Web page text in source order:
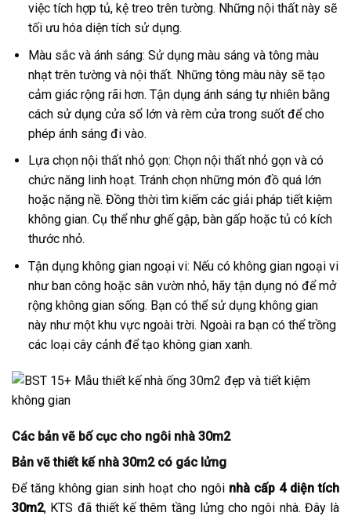
việc tích hợp tủ, kệ treo trên tường. Những nội thất này sẽ
tối ưu hóa diện tích sử dụng.
Màu sắc và ánh sáng: Sử dụng màu sáng và tông màu
nhạt trên tường và nội thất. Những tông màu này sẽ tạo
cảm giác rộng rãi hơn. Tận dụng ánh sáng tự nhiên bằng
cách sử dụng cửa sổ lớn và rèm cửa trong suốt để cho
phép ánh sáng đi vào.
Lựa chọn nội thất nhỏ gọn: Chọn nội thất nhỏ gọn và có
chức năng linh hoạt. Tránh chọn những món đồ quá lớn
hoặc nặng nề. Đồng thời tìm kiếm các giải pháp tiết kiệm
không gian. Cụ thể như ghế gập, bàn gấp hoặc tủ có kích
thước nhỏ.
Tận dụng không gian ngoại vi: Nếu có không gian ngoại vi
như ban công hoặc sân vườn nhỏ, hãy tận dụng nó để mở
rộng không gian sống. Bạn có thể sử dụng không gian
này như một khu vực ngoài trời. Ngoài ra bạn có thể trồng
các loại cây cảnh để tạo không gian xanh.
Các bản vẽ bố cục cho ngôi nhà 30m2
Bản vẽ thiết kế nhà 30m2 có gác lửng
Để tăng không gian sinh hoạt cho ngôi nhà cấp 4 diện tích
30m2, KTS đã thiết kế thêm tầng lửng cho ngôi nhà. Đây là